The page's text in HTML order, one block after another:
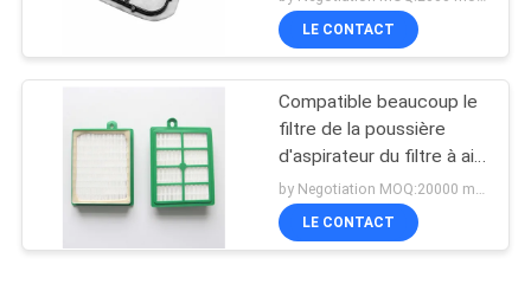
LE CONTACT
Compatible beaucoup le
filtre de la poussière
d'aspirateur du filtre à air
HEPA d'aspirateur
by Negotiation MOQ:20000 morceaux/morceaux
LE CONTACT